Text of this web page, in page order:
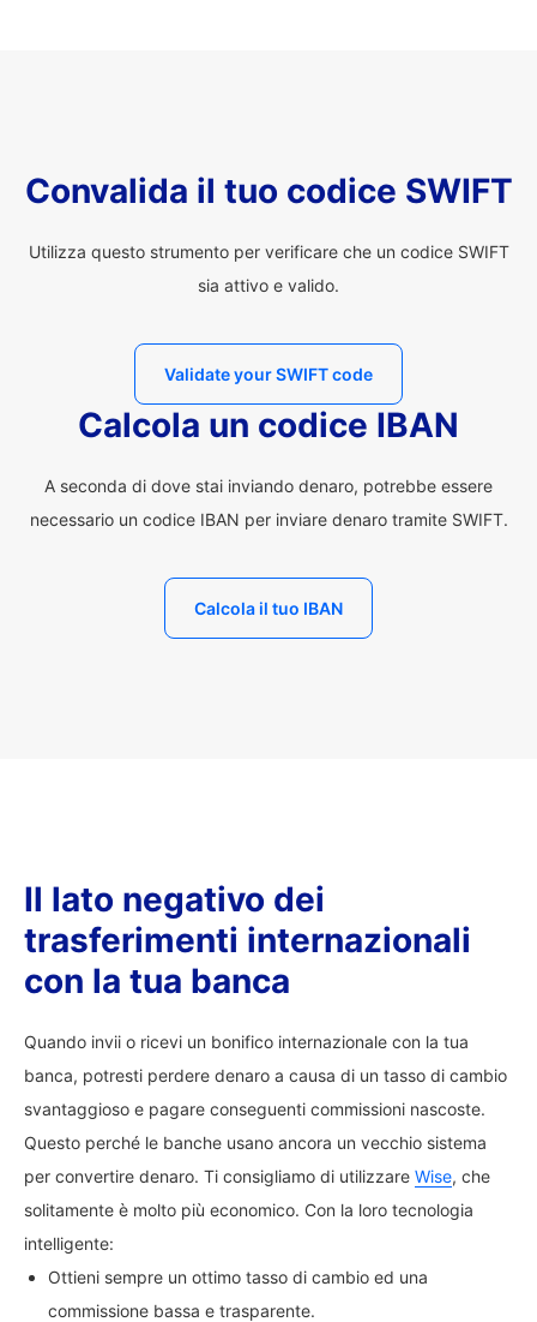
Convalida il tuo codice SWIFT
Utilizza questo strumento per verificare che un codice SWIFT
sia attivo e valido.
Validate your SWIFT code
Calcola un codice IBAN
A seconda di dove stai inviando denaro, potrebbe essere
necessario un codice IBAN per inviare denaro tramite SWIFT.
Calcola il tuo IBAN
Il lato negativo dei
trasferimenti internazionali
con la tua banca
Quando invii o ricevi un bonifico internazionale con la tua
banca, potresti perdere denaro a causa di un tasso di cambio
svantaggioso e pagare conseguenti commissioni nascoste.
Questo perché le banche usano ancora un vecchio sistema
per convertire denaro. Ti consigliamo di utilizzare Wise, che
solitamente è molto più economico. Con la loro tecnologia
intelligente:
Ottieni sempre un ottimo tasso di cambio ed una
commissione bassa e trasparente.